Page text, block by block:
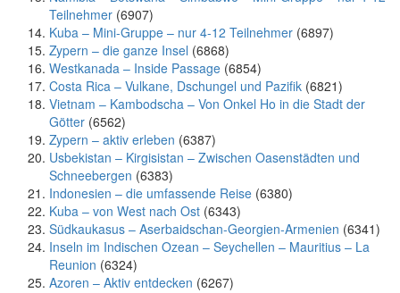
Teilnehmer (6907)
Kuba – Mini-Gruppe – nur 4-12 Teilnehmer (6897)
Zypern – die ganze Insel (6868)
Westkanada – Inside Passage (6854)
Costa Rica – Vulkane, Dschungel und Pazifik (6821)
Vietnam – Kambodscha – Von Onkel Ho in die Stadt der
Götter (6562)
Zypern – aktiv erleben (6387)
Usbekistan – Kirgisistan – Zwischen Oasenstädten und
Schneebergen (6383)
Indonesien – die umfassende Reise (6380)
Kuba – von West nach Ost (6343)
Südkaukasus – Aserbaidschan-Georgien-Armenien (6341)
Inseln im Indischen Ozean – Seychellen – Mauritius – La
Reunion (6324)
Azoren – Aktiv entdecken (6267)